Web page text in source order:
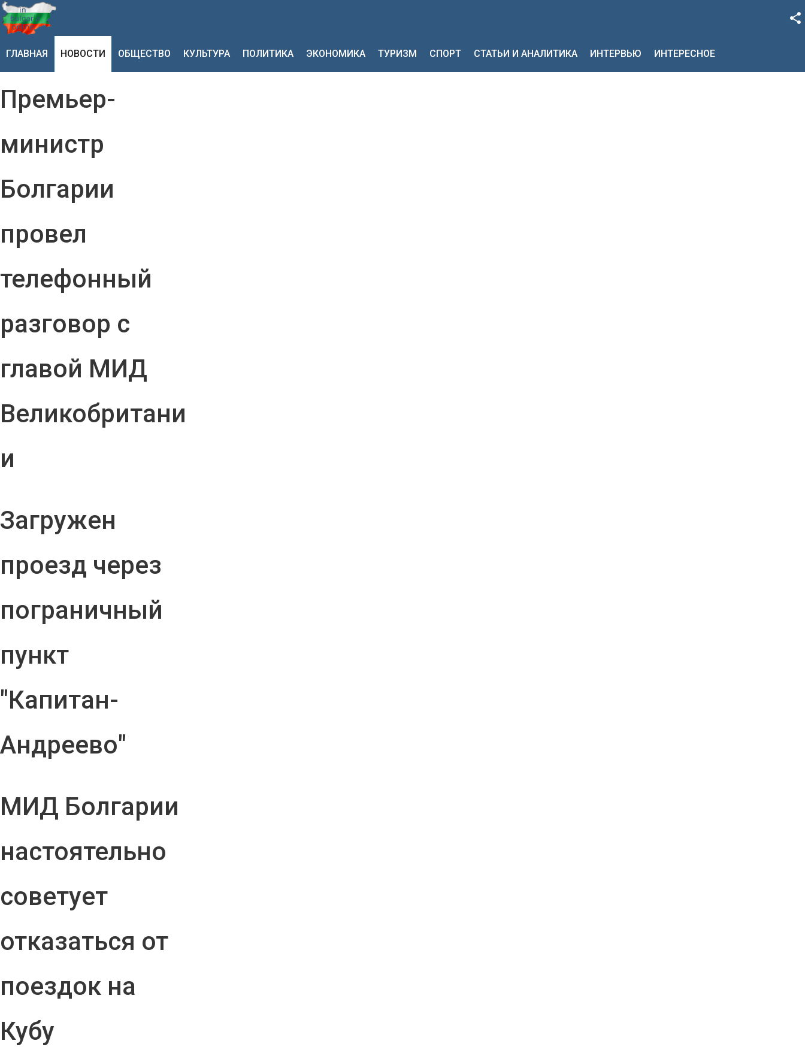
Google+
ГЛАВНАЯ НОВОСТИ ОБЩЕСТВО КУЛЬТУРА ПОЛИТИКА ЭКОНОМИКА ТУРИЗМ СПОРТ СТАТЬИ И АНАЛИТИКА ИНТЕРВЬЮ ИНТЕРЕСНОЕ
Премьер-
министр
Болгарии
провел
телефонный
разговор с
главой МИД
Великобритани
и
Загружен
проезд через
пограничный
пункт
"Капитан-
Андреево"
МИД Болгарии
настоятельно
советует
отказаться от
поездок на
Кубу